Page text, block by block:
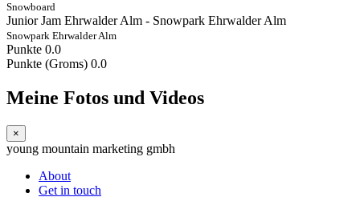
Snowboard
Junior Jam Ehrwalder Alm - Snowpark Ehrwalder Alm
Snowpark Ehrwalder Alm
Punkte 0.0
Punkte (Groms) 0.0
Meine Fotos und Videos
×
young mountain marketing gmbh
About
Get in touch